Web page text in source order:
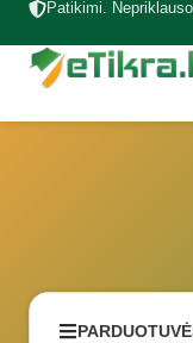
Patikimi.